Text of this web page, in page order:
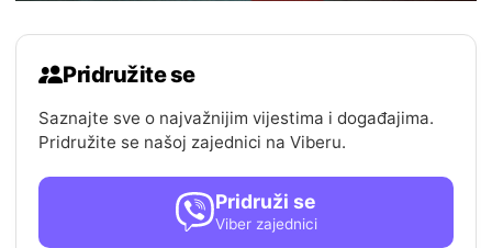
Pridružite se
Saznajte sve o najvažnijim vijestima i događajima.
Pridružite se našoj zajednici na Viberu.
Pridruži se
Viber zajednici